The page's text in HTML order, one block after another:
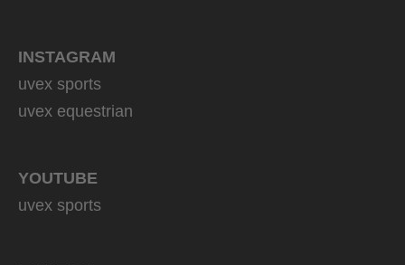
INSTAGRAM
uvex sports
uvex equestrian
YOUTUBE
uvex sports